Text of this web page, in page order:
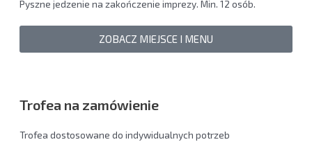
Pyszne jedzenie na zakończenie imprezy. Min. 12 osób.
ZOBACZ MIEJSCE I MENU
Trofea na zamówienie
Trofea dostosowane do indywidualnych potrzeb